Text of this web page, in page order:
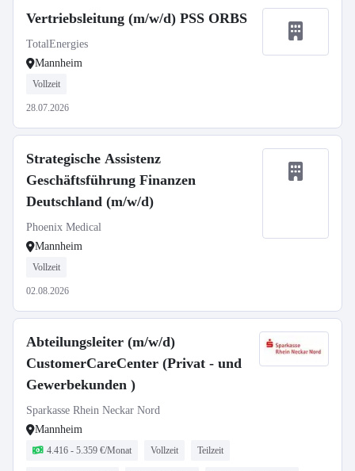
Vertriebsleitung (m/w/d) PSS ORBS
TotalEnergies
Mannheim
Vollzeit
28.07.2026
Strategische Assistenz
Geschäftsführung Finanzen
Deutschland (m/w/d)
Phoenix Medical
Mannheim
Vollzeit
02.08.2026
Abteilungsleiter (m/w/d)
CustomerCareCenter (Privat - und
Gewerbekunden )
Sparkasse Rhein Neckar Nord
Mannheim
4.416 - 5.359 €/Monat Vollzeit Teilzeit